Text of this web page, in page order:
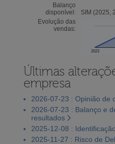
Balanço
disponível:
SIM (2025,
Evolução das
vendas:
2023
Últimas
empresa
2026-07-23 : Opinião de
2026-07-23 : Balanço e
resultados
2025-12-08 : Identificação
2025-11-27 : Risco de